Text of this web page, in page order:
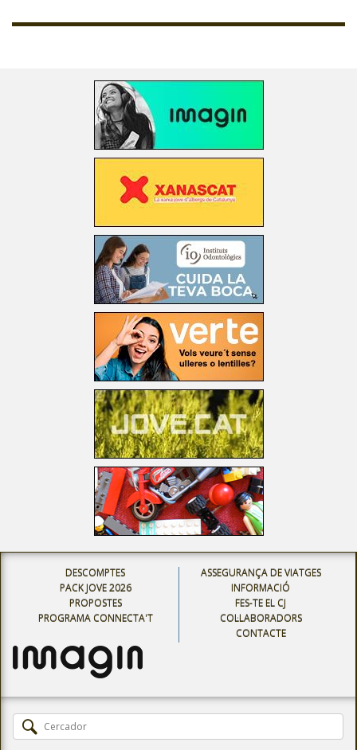
DESCOMPTES
PACK JOVE 2026
PROPOSTES
PROGRAMA CONNECTA'T
ASSEGURANÇA DE VIATGES
INFORMACIÓ
FES-TE EL CJ
COL·LABORADORS
CONTACTE